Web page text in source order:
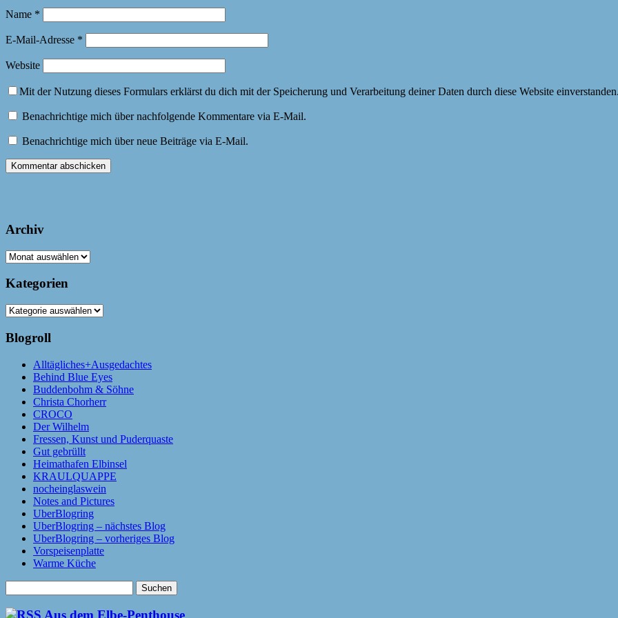
Name *
E-Mail-Adresse *
Website
Mit der Nutzung dieses Formulars erklärst du dich mit der Speicherung und Verarbeitung deiner Daten durch diese Website
Benachrichtige mich über nachfolgende Kommentare via E-Mail.
Benachrichtige mich über neue Beiträge via E-Mail.
Archiv
Archiv
Kategorien
Kategorien
Blogroll
Alltägliches+Ausgedachtes
Behind Blue Eyes
Buddenbohm & Söhne
Christa Chorherr
CROCO
Der Wilhelm
Fressen, Kunst und Puderquaste
Gut gebrüllt
Heimathafen Elbinsel
KRAULQUAPPE
nocheinglaswein
Notes and Pictures
UberBlogring
UberBlogring – nächstes Blog
UberBlogring – vorheriges Blog
Vorspeisenplatte
Warme Küche
nach: